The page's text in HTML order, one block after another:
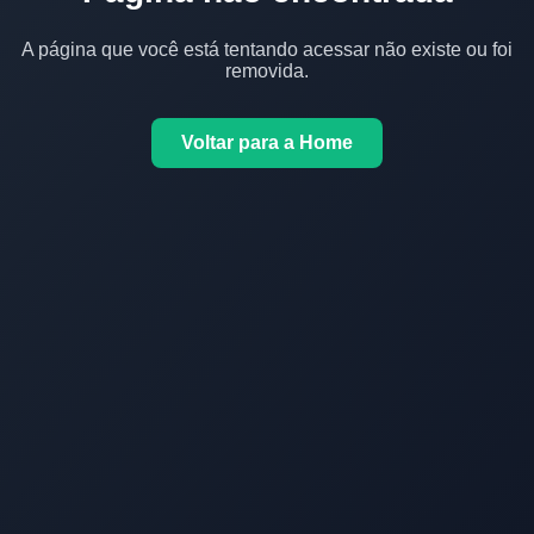
A página que você está tentando acessar não existe ou foi
removida.
Voltar para a Home